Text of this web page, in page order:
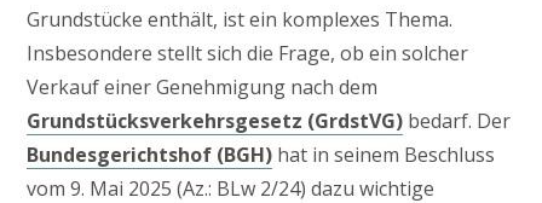
Grundstücke enthält, ist ein komplexes Thema.
Insbesondere stellt sich die Frage, ob ein solcher
Verkauf einer Genehmigung nach dem
Grundstücksverkehrsgesetz (GrdstVG) bedarf. Der
Bundesgerichtshof (BGH) hat in seinem Beschluss
vom 9. Mai 2025 (Az.: BLw 2/24) dazu wichtige